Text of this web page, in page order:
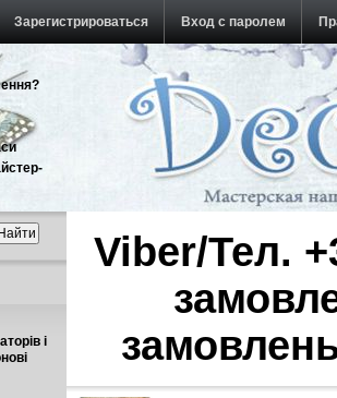
Зарегистрироваться Вход с паролем
і
Viber/Тел.